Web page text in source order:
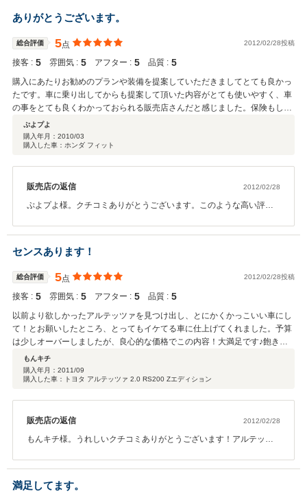
ありがとうございます。
総合評価 5点 2012/02/28投稿
接客 : 5 雰囲気 : 5 アフター : 5 品質 : 5
購入にあたりお勧めのプランや装備を提案していただきましてとても良かっ
たです。車に乗り出してからも提案して頂いた内容がとても使いやすく、車
の事をとても良くわかっておられる販売店さんだと感じました。保険もしっ
かりやっていただき先日の事故の対応の際にはつくづくこのお店で購入して
良かったと信頼させて頂いています。これからも宜しくお願い致します。
ぷよプよ
購入年月： 2010/03
購入した車：ホンダ フィット
販売店の返信 2012/02/28
ぷよプよ様。クチコミありがとうございます。このような高い評価
センスあります！
総合評価 5点 2012/02/28投稿
接客 : 5 雰囲気 : 5 アフター : 5 品質 : 5
以前より欲しかったアルテッツァを見つけ出し、とにかくかっこいい車にし
て！とお願いしたところ、とってもイケてる車に仕上げてくれました。予算
は少しオーバーしましたが、良心的な価格でこの内容！大満足です♪飽きな
い車で毎日が楽しいですヨ！
もんキチ
購入年月： 2011/09
購入した車：トヨタ アルテッツァ 2.0 RS200 Zエディション
販売店の返信 2012/02/28
もんキチ様。うれしいクチコミありがとうございます！アルテッツ
す。この次は機械式ＬＳＤを是非とも組み込みましょう（笑） あ
りがとうございます！
満足してます。